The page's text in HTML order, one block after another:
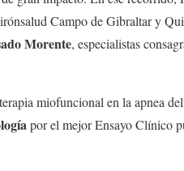
Campo de Gibraltar y
Morente, especialistas
miofuncional en la apnea
por el mejor Ensayo Clínico